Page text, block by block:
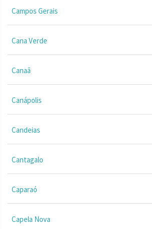
Campos Gerais
Cana Verde
Canaã
Canápolis
Candeias
Cantagalo
Caparaó
Capela Nova